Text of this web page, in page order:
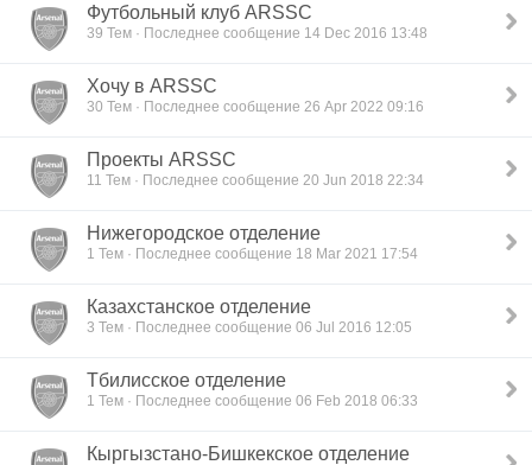
Футбольный клуб ARSSC
39 Тем · Последнее сообщение 14 Dec 2016 13:48
Хочу в ARSSC
30 Тем · Последнее сообщение 26 Apr 2022 09:16
Проекты ARSSC
11 Тем · Последнее сообщение 20 Jun 2018 22:34
Нижегородское отделение
1 Тем · Последнее сообщение 18 Mar 2021 17:54
Казахстанское отделение
3 Тем · Последнее сообщение 06 Jul 2016 12:05
Тбилисское отделение
1 Тем · Последнее сообщение 06 Feb 2018 06:33
Кыргызстано-Бишкекское отделение